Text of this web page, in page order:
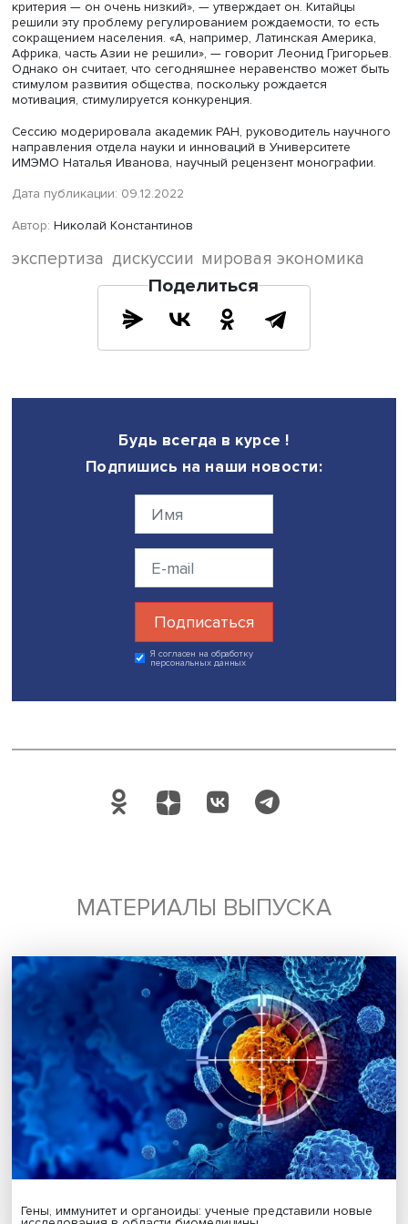
оставившие глубокий след, в том числе в экономике.
Специальная военная операция на Украине «стала
потрясением и перечеркнула весь опыт последних 30
вовлеченных в нее сторон», в частности изменилась и
политика в области оборонной промышленности.
которая на сегодняшний день не решена. «Поскольку
года население Земли подросло, в бедных странах
возможно, сейчас не меньше, чем в 2000-м. И это
критерия — он очень низкий», — утверждает он. Китайцы
решили эту проблему регулированием рождаемости, то
сокращением населения. «А, например, Латинская
Африка, часть Азии не решили», — говорит Леонид
Однако он считает, что сегодняшнее неравенство
стимулом развития общества, поскольку рождается
мотивация, стимулируется конкуренция.
Сессию модерировала академик РАН, руководитель
направления отдела науки и инноваций в Университете
Автор:Николай Константинов
экспертиза дискуссии мировая
Поделиться
Будь всегда в курсе !
Подпишись на наши новости: